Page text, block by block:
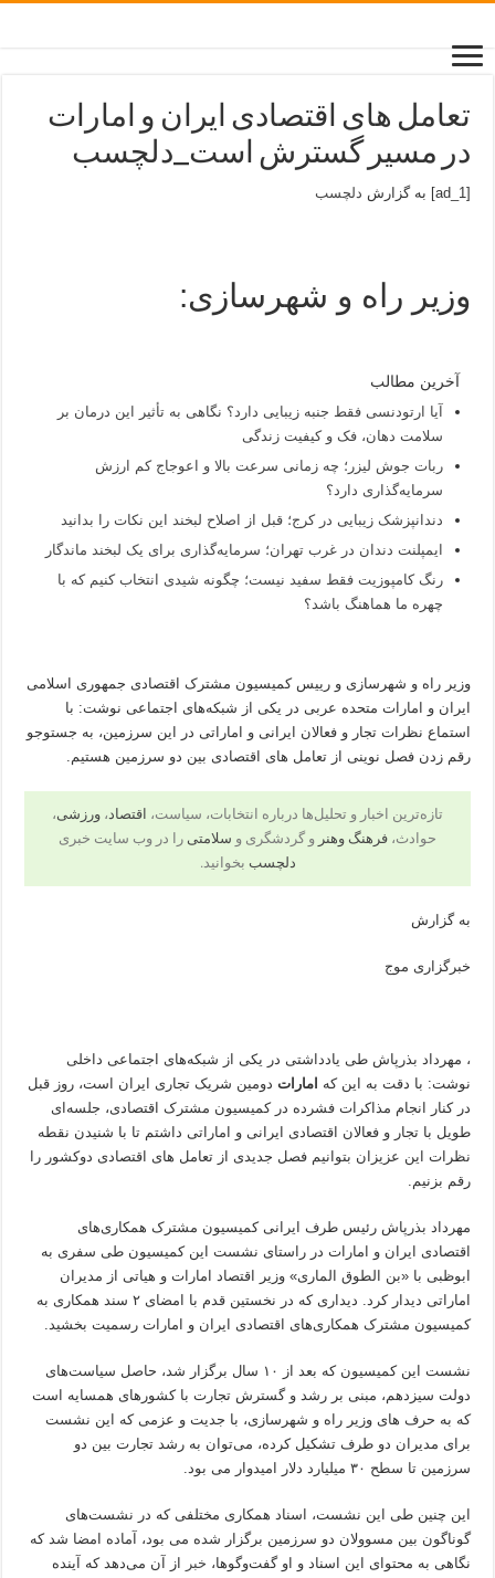
تعامل های اقتصادی ایران و امارات
در مسیر گسترش است_دلچسب
[ad_1] به گزارش دلچسب
وزیر راه و شهرسازی:
آخرین مطالب
آیا ارتودنسی فقط جنبه زیبایی دارد؟ نگاهی به تأثیر این درمان بر
سلامت دهان، فک و کیفیت زندگی
ربات جوش لیزر؛ چه زمانی سرعت بالا و اعوجاج کم ارزش
سرمایه‌گذاری دارد؟
دندانپزشک زیبایی در کرج؛ قبل از اصلاح لبخند این نکات را بدانید
ایمپلنت دندان در غرب تهران؛ سرمایه‌گذاری برای یک لبخند ماندگار
رنگ کامپوزیت فقط سفید نیست؛ چگونه شیدی انتخاب کنیم که با
چهره ما هماهنگ باشد؟
وزیر راه و شهرسازی و رییس کمیسیون مشترک اقتصادی جمهوری اسلامی
ایران و امارات متحده عربی در یکی از شبکه‌های اجتماعی نوشت: با
استماع نظرات تجار و فعالان ایرانی و اماراتی در این سرزمین، به جستوجو
رقم زدن فصل نوینی از تعامل های اقتصادی بین دو سرزمین هستیم.
تازه‌ترین اخبار و تحلیل‌ها درباره انتخابات، سیاست، اقتصاد، ورزشی،
حوادث، فرهنگ وهنر و گردشگری و سلامتی را در وب سایت خبری
دلچسب بخوانید.
به گزارش
خبرگزاری موج
، مهرداد بذرپاش طی یادداشتی در یکی از شبکه‌های اجتماعی داخلی
نوشت: با دقت به این که امارات دومین شریک تجاری ایران است، روز قبل
در کنار انجام مذاکرات فشرده در کمیسیون مشترک اقتصادی، جلسه‌ای
طویل با تجار و فعالان اقتصادی ایرانی و اماراتی داشتم تا با شنیدن نقطه
نظرات این عزیزان بتوانیم فصل جدیدی از تعامل های اقتصادی دوکشور را
رقم بزنیم.
مهرداد بذرپاش رئیس طرف ایرانی کمیسیون مشترک همکاری‌های
اقتصادی ایران و امارات در راستای نشست این کمیسیون طی سفری به
ابوظبی با «بن الطوق الماری» وزیر اقتصاد امارات و هیاتی از مدیران
اماراتی دیدار کرد. دیداری که در نخستین قدم با امضای ۲ سند همکاری به
کمیسیون مشترک همکاری‌های اقتصادی ایران و امارات رسمیت بخشید.
نشست این کمیسیون که بعد از ۱۰ سال برگزار شد، حاصل سیاست‌های
دولت سیزدهم، مبنی بر رشد و گسترش تجارت با کشورهای همسایه است
که به حرف های وزیر راه و شهرسازی، با جدیت و عزمی که این نشست
برای مدیران دو طرف تشکیل کرده، می‌توان به رشد تجارت بین دو
سرزمین تا سطح ۳۰ میلیارد دلار امیدوار می بود.
این چنین طی این نشست، اسناد همکاری مختلفی که در نشست‌های
گوناگون بین مسوولان دو سرزمین برگزار شده می بود، آماده امضا شد که
نگاهی به محتوای این اسناد و او گفت‌وگوها، خبر
از آن می‌دهد که آینده